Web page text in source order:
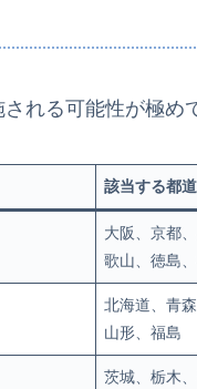
れる可能性が極め
該当する都
大阪、京都
歌山、徳島
北海道、青
山形、福島
茨城、栃木